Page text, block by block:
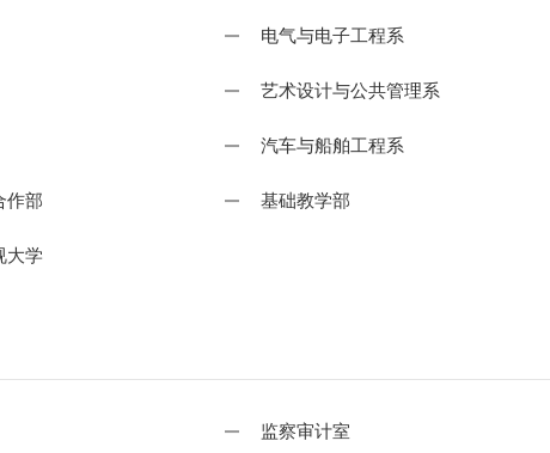
电气与电子工程系
艺术设计与公共管理系
汽车与船舶工程系
作部 基础教学部
大学
监察审计室